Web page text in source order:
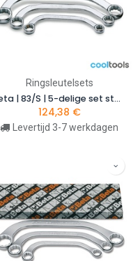
Ringsleutelsets
Beta | 83/S | 5-delige set startersleutels voor startmotoren | 000830085
124,38 €
Levertijd 3-7 werkdagen